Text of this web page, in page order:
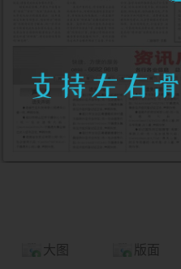
大图 版面